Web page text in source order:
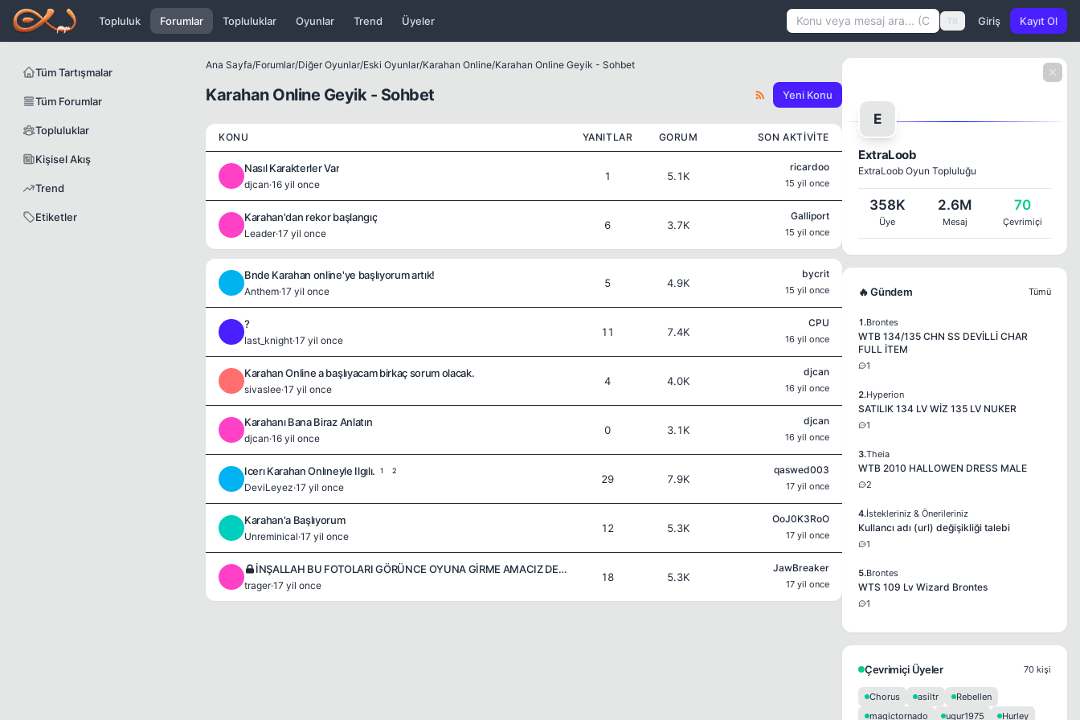
Icerige atla
Topluluk Forumlar Topluluklar Oyunlar Trend Üyeler TR Giriş Kayıt Ol
Tüm Tartışmalar
Tüm Forumlar
Topluluklar
Kişisel Akış
Trend
Etiketler
Ana Sayfa/Forumlar/Diğer Oyunlar/Eski Oyunlar/Karahan Online/Karahan Online Geyik - Sohbet
Karahan Online Geyik - Sohbet Yeni Konu
KONU YANITLAR GORUM SON AKTIVITE
Nasıl Karakterler Var
djcan·16 yil once
1 5.1K
ricardoo
15 yil once
Karahan'dan rekor başlangıç
Leader·17 yil once
6 3.7K
Galliport
15 yil once
Bnde Karahan online'ye başlıyorum artık!
Anthem·17 yil once
5 4.9K
bycrit
15 yil once
?
last_knight·17 yil once
11 7.4K
CPU
16 yil once
Karahan Online a başlıyacam birkaç sorum olacak.
sivaslee·17 yil once
4 4.0K
djcan
16 yil once
Karahanı Bana Biraz Anlatın
djcan·16 yil once
0 3.1K
djcan
16 yil once
Icerı Karahan Onlıneyle Ilgılı. 1 2
DeviLeyez·17 yil once
29 7.9K
qaswed003
17 yil once
Karahan'a Başlıyorum
Unreminical·17 yil once
12 5.3K
OoJ0K3RoO
17 yil once
İNŞALLAH BU FOTOLARI GÖRÜNCE OYUNA GİRME AMACIZ DEĞİŞMEZ
trager·17 yil once
18 5.3K
JawBreaker
17 yil once
E
ExtraLoob
ExtraLoob Oyun Topluluğu
358K
Üye
2.6M
Mesaj
70
Çevrimiçi
🔥 Gündem Tümü
1.Brontes
WTB 134/135 CHN SS DEVİLLİ CHAR
FULL İTEM
1
2.Hyperion
SATILIK 134 LV WİZ 135 LV NUKER
1
3.Theia
WTB 2010 HALLOWEN DRESS MALE
2
4.İstekleriniz & Önerileriniz
Kullancı adı (url) değişikliği talebi
1
5.Brontes
WTS 109 Lv Wizard Brontes
1
Çevrimiçi Üyeler 70 kişi
Chorus asiltr
Rebellen
magictornado
ugur1975 Hurley